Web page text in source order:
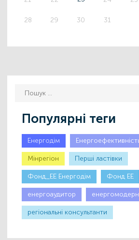
28 29 30 31
Популярні теги
Енергодім
Мінрегіон Першi ластiвки
Фонд_ЕЕ Енергодім Фонд ЕЕ
енергоаудитор
регіональні консультанти